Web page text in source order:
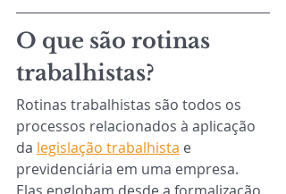
O que são rotinas
trabalhistas?
Rotinas trabalhistas são todos os
processos relacionados à aplicação
da legislação trabalhista e
previdenciária em uma empresa.